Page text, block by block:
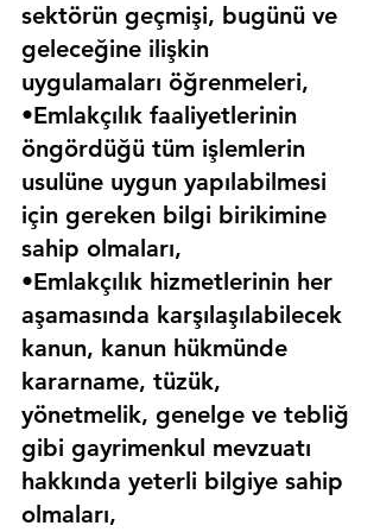
sektörün geçmişi, bugünü ve
geleceğine ilişkin
uygulamaları öğrenmeleri,
•Emlakçılık faaliyetlerinin
öngördüğü tüm işlemlerin
usulüne uygun yapılabilmesi
için gereken bilgi birikimine
sahip olmaları,
•Emlakçılık hizmetlerinin her
aşamasında karşılaşılabilecek
kanun, kanun hükmünde
kararname, tüzük,
yönetmelik, genelge ve tebliğ
gibi gayrimenkul mevzuatı
hakkında yeterli bilgiye sahip
olmaları,